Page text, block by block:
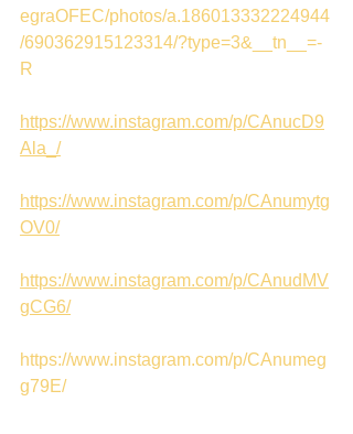
egraOFEC/photos/a.186013332224944
/690362915123314/?type=3&__tn__=-
R
https://www.instagram.com/p/CAnucD9
Ala_/
https://www.instagram.com/p/CAnumytg
OV0/
https://www.instagram.com/p/CAnudMV
gCG6/
https://www.instagram.com/p/CAnumeg
g79E/